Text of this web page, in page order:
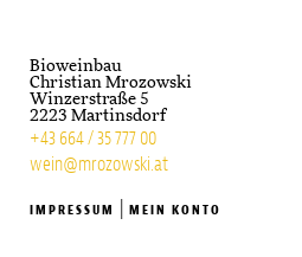
Bioweinbau
Christian Mrozowski
Winzerstraße 5
2223 Martinsdorf
+43 664 / 35 777 00
wein@mrozowski.at
IMPRESSUM | MEIN KONTO